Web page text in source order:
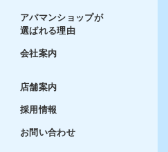
アパマンショップが
選ばれる理由
会社案内
店舗案内
採用情報
お問い合わせ